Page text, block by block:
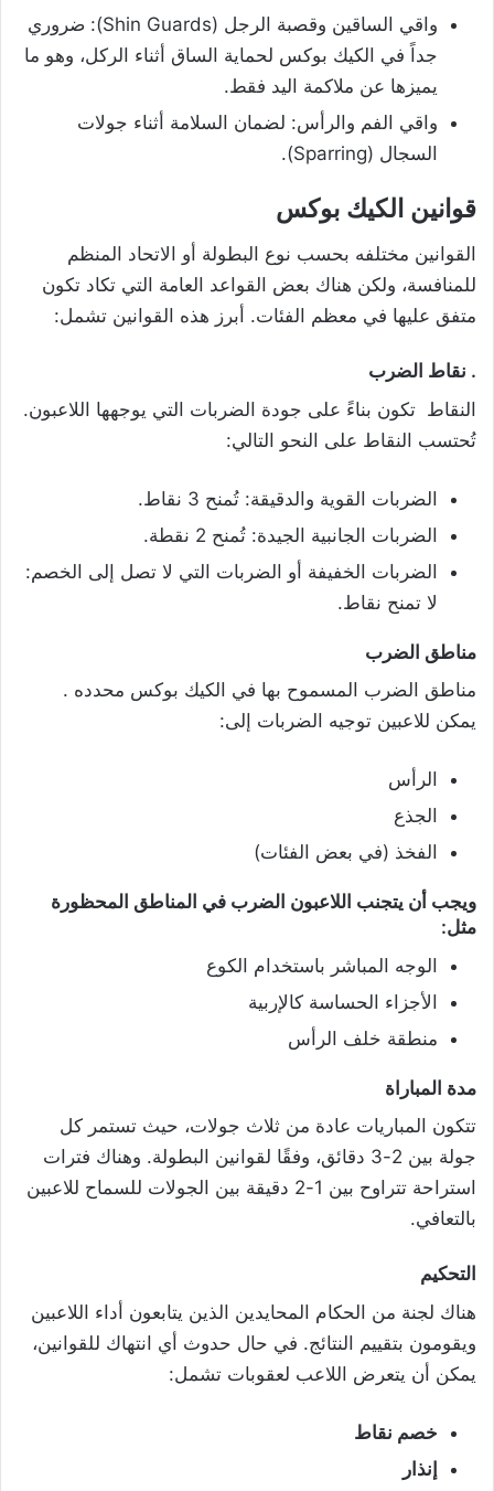
واقي الساقين وقصبة الرجل (Shin Guards): ضروري
جداً في الكيك بوكس لحماية الساق أثناء الركل، وهو ما
يميزها عن ملاكمة اليد فقط.
واقي الفم والرأس: لضمان السلامة أثناء جولات
السجال (Sparring).
قوانين الكيك بوكس
القوانين مختلفه بحسب نوع البطولة أو الاتحاد المنظم
للمنافسة، ولكن هناك بعض القواعد العامة التي تكاد تكون
متفق عليها في معظم الفئات. أبرز هذه القوانين تشمل:
. نقاط الضرب
النقاط تكون بناءً على جودة الضربات التي يوجهها اللاعبون.
تُحتسب النقاط على النحو التالي:
الضربات القوية والدقيقة: تُمنح 3 نقاط.
الضربات الجانبية الجيدة: تُمنح 2 نقطة.
الضربات الخفيفة أو الضربات التي لا تصل إلى الخصم:
لا تمنح نقاط.
مناطق الضرب
مناطق الضرب المسموح بها في الكيك بوكس محدده .
يمكن للاعبين توجيه الضربات إلى:
الرأس
الجذع
الفخذ (في بعض الفئات)
ويجب أن يتجنب اللاعبون الضرب في المناطق المحظورة
مثل:
الوجه المباشر باستخدام الكوع
الأجزاء الحساسة كالإربية
منطقة خلف الرأس
مدة المباراة
تتكون المباريات عادة من ثلاث جولات، حيث تستمر كل
جولة بين 2-3 دقائق، وفقًا لقوانين البطولة. وهناك فترات
استراحة تتراوح بين 1-2 دقيقة بين الجولات للسماح للاعبين
بالتعافي.
التحكيم
هناك لجنة من الحكام المحايدين الذين يتابعون أداء اللاعبين
ويقومون بتقييم النتائج. في حال حدوث أي انتهاك للقوانين،
يمكن أن يتعرض اللاعب لعقوبات تشمل:
خصم نقاط
إنذار